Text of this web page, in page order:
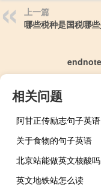
上一篇
哪些税种是国税哪
endnote
相关问题
阿甘正传励志句子英语
关于食物的句子英语
北京站能做英文核酸吗
英文地铁站怎么读